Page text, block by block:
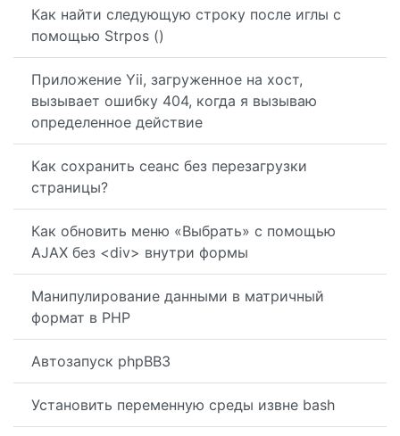
Как найти следующую строку после иглы с
помощью Strpos ()
Приложение Yii, загруженное на хост,
вызывает ошибку 404, когда я вызываю
определенное действие
Как сохранить сеанс без перезагрузки
страницы?
Как обновить меню «Выбрать» с помощью
AJAX без <div> внутри формы
Манипулирование данными в матричный
формат в PHP
Автозапуск phpBB3
Установить переменную среды извне bash